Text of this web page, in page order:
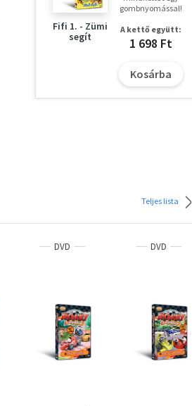
Fifi 1. - Zümi
segít
gombnyomással!
A kettő együtt:
1 698 Ft
Kosárba
Teljes lista
DVD DVD